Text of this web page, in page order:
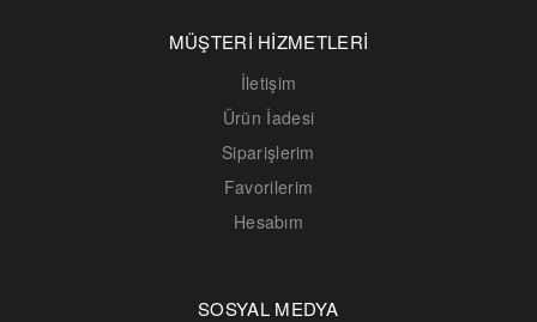
MÜŞTERİ HİZMETLERİ
İletişim
Ürün İadesi
Siparişlerim
Favorilerim
Hesabım
SOSYAL MEDYA